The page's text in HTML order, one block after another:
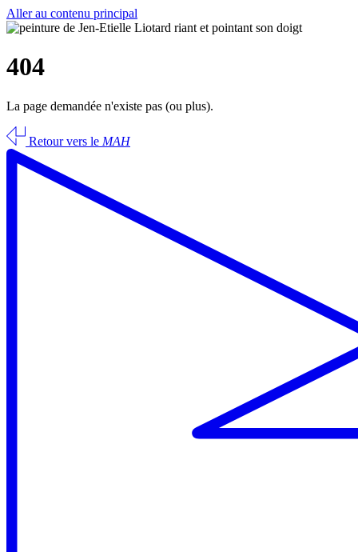
Aller au contenu principal
404
La page demandée n'existe pas (ou plus).
Retour vers le MAH